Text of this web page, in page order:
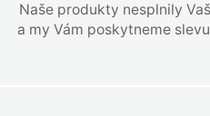
Naše produkty nesplnily
a my Vám poskytneme